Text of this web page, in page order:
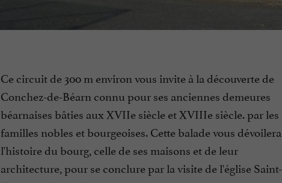
Ce circuit de 300 m environ vous invite à la découverte de
Conchez-de-Béarn connu pour ses anciennes demeures
béarnaises bâties aux XVIIe siècle et XVIIIe siècle. par les
familles nobles et bourgeoises. Cette balade vous dévoilera
l'histoire du bourg, celle de ses maisons et de leur
architecture, pour se conclure par la visite de l'église Saint-